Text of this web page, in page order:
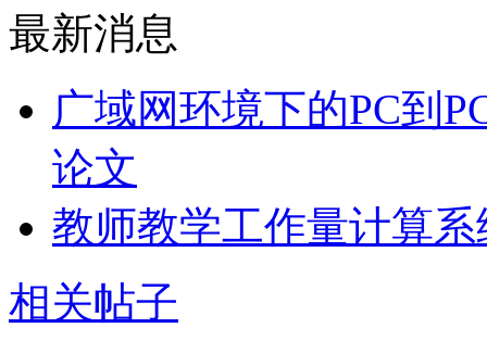
最新消息
广域网环境下的PC到
论文
教师教学工作量计算
相关帖子